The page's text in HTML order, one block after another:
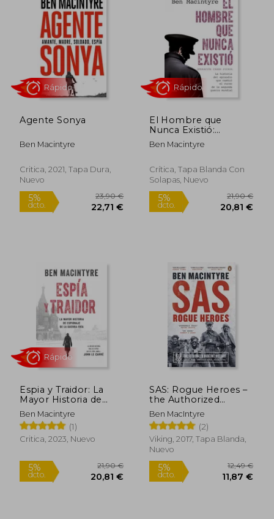
5%
dcto. 17,95 €
5%
dcto.
Agente Sonya
Ben Macintyre
Critica, 2021, Tapa Dura,
Nuevo
5%
dcto. 22,71 €
El Hombre que
Nunca Existió:
Operación Carne
Picada. La Historia del
el Curso de la
Segunda Guerra
Ben Macintyre
Crítica, Tapa Blanda Con
Solapas, Nuevo
5%
dcto.
Espia y Traidor: La
Mayor Historia de
Espionaje de la
Guerra Fria - Ben
Macintyre - Libro
Físico
Ben Macintyre
(1)
Critica, 2023, Nuevo
SAS: Rogue Heroes –
the Authorized
Wartime History (en
Inglés)
Ben MacIntyre
(2)
Viking, 2017, Tapa Blanda,
Nuevo